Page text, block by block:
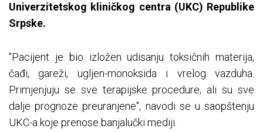
Univerzitetskog kliničkog centra (UKC) Republike
Srpske.
"Pacijent je bio izložen udisanju toksičnih materija,
čađi, gareži, ugljen-monoksida i vrelog vazduha.
Primjenjuju se sve terapijske procedure, ali su sve
dalje prognoze preuranjene", navodi se u saopštenju
UKC-a koje prenose banjalučki mediji.